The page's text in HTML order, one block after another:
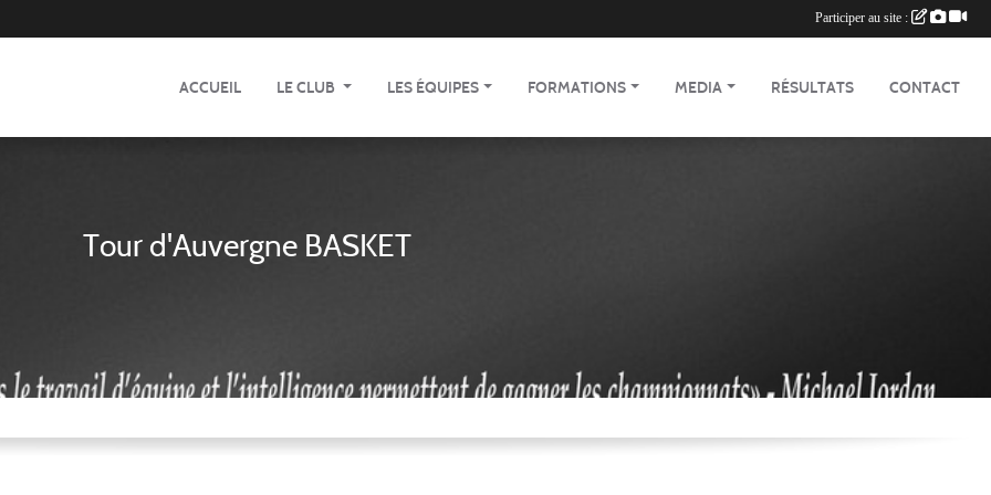
ACCUEIL LE CLUB LES ÉQUIPES FORMATIONS MEDIA RÉSULTATS CONTACT
Tour d'Auvergne BASKET
Participer au site :